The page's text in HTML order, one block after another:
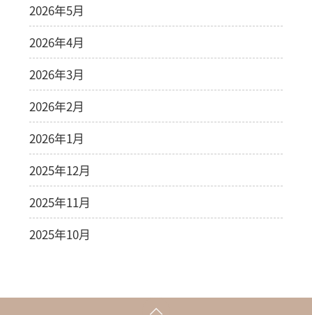
2026年5月
2026年4月
2026年3月
2026年2月
2026年1月
2025年12月
2025年11月
2025年10月